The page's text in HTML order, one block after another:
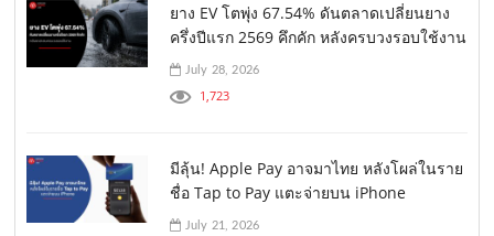
ยาง EV โตพุ่ง 67.54% ดันตลาดเปลี่ยนยาง
ครึ่งปีแรก 2569 คึกคัก หลังครบวงรอบใช้งาน
July 28, 2026
1,723
มีลุ้น! Apple Pay อาจมาไทย หลังโผล่ในราย
ชื่อ Tap to Pay แตะจ่ายบน iPhone
July 21, 2026